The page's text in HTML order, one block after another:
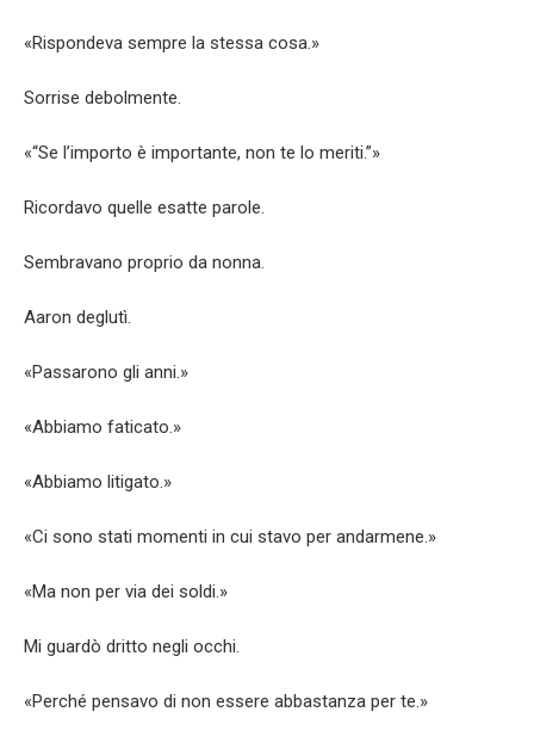
«Rispondeva sempre la stessa cosa.»
Sorrise debolmente.
«“Se l’importo è importante, non te lo meriti.”»
Ricordavo quelle esatte parole.
Sembravano proprio da nonna.
Aaron deglutì.
«Passarono gli anni.»
«Abbiamo faticato.»
«Abbiamo litigato.»
«Ci sono stati momenti in cui stavo per andarmene.»
«Ma non per via dei soldi.»
Mi guardò dritto negli occhi.
«Perché pensavo di non essere abbastanza per te.»